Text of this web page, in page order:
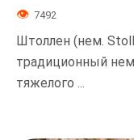
7492
Штоллен (нем.
традиционный
тяжелого ...